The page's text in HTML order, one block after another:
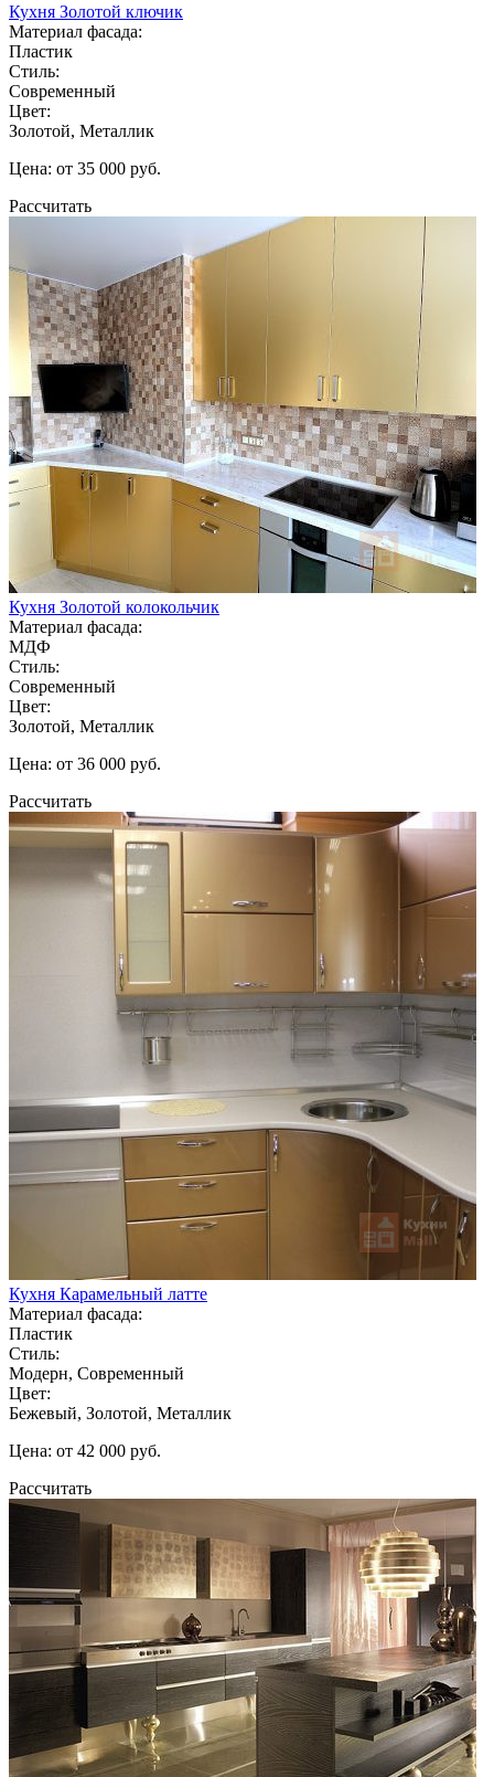
Кухня Золотой ключик
Материал фасада:
Пластик
Стиль:
Современный
Цвет:
Золотой, Металлик
Цена: от 35 000 руб.
Рассчитать
Кухня Золотой колокольчик
Материал фасада:
МДФ
Стиль:
Современный
Цвет:
Золотой, Металлик
Цена: от 36 000 руб.
Рассчитать
Кухня Карамельный латте
Материал фасада:
Пластик
Стиль:
Модерн, Современный
Цвет:
Бежевый, Золотой, Металлик
Цена: от 42 000 руб.
Рассчитать